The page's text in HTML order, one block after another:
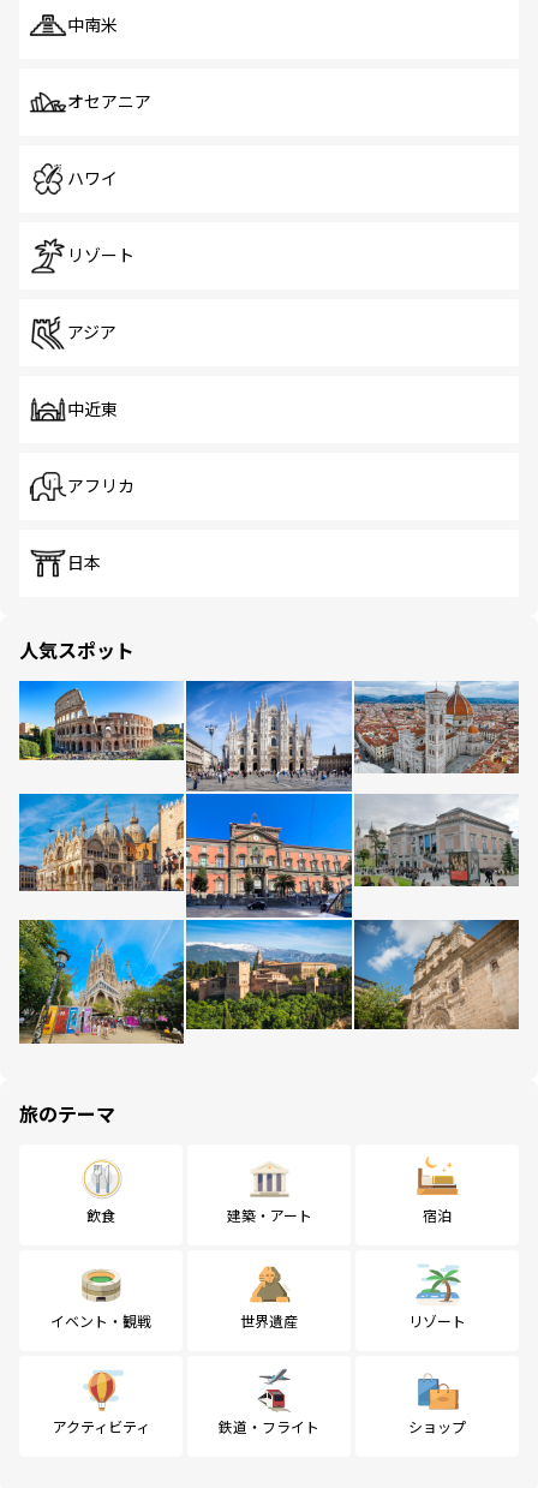
中南米
オセアニア
ハワイ
リゾート
アジア
中近東
アフリカ
日本
人気スポット
旅のテーマ
飲食 建築・アート 宿泊
イベント・観戦 世界遺産 リゾート
アクティビティ 鉄道・フライト ショップ